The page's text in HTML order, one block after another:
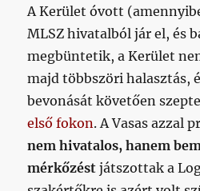
A Kerület óvott
MLSZ hivatalból jár el, és
megbüntetik, a Kerület
majd többszöri halasztás,
bevonását követően
első fokon. A Vasas azzal
nem hivatalos, hanem
mérkőzést játszottak a